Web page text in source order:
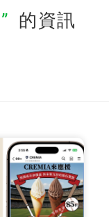
的資訊